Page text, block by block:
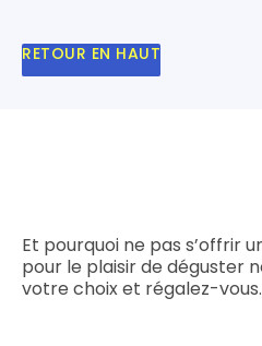
RETOUR EN HAUT
Et pourquoi ne pas s’offrir
pour le plaisir de déguster
votre choix et régalez-vous.